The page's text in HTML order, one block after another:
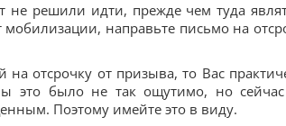
решили идти, прежде чем туда
мобилизации, направьте письмо на
отсрочку от призыва, то Вас
это было не так ощутимо, но
Поэтому имейте это в виду.